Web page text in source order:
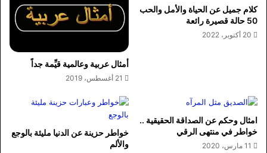
كلام جميل عن الحياة والأمل والحب
50 حالة قصيرة رائعة
20 أكتوبر، 2022
أمثال عربية وعالمية قيِّمة جداً
21 أغسطس، 2019
امثال وحكم عن الصداقة الحقيقية ..
خواطر في منتهى الرقي
11 مارس، 2020
خواطر حزينة عن الدنيا مليئة بالوجع
والألم